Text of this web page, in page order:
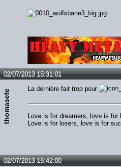
Lien :http://
02/07/2013 15:31:01
thomasete La dernière fait trop peur
Love is for dreamers, love is for
Love is for losers, love is for
02/07/2013 15:42:00